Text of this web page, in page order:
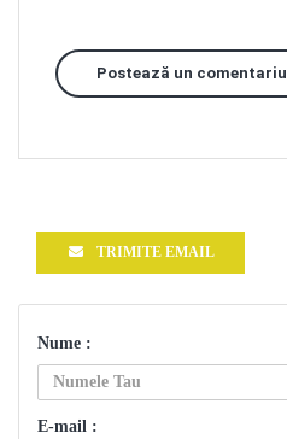
Postează un comentariu
TRIMITE EMAIL
Nume :
E-mail :